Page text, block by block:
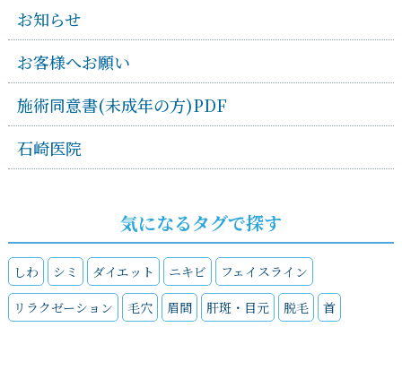
お知らせ
お客様へお願い
施術同意書(未成年の方)PDF
石崎医院
気になるタグで探す
しわ シミ ダイエット ニキビ
フェイスライン
リラクゼーション
毛穴 眉間 肝斑・目元 脱毛 首